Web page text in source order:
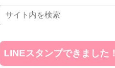
LINEスタンプできました！